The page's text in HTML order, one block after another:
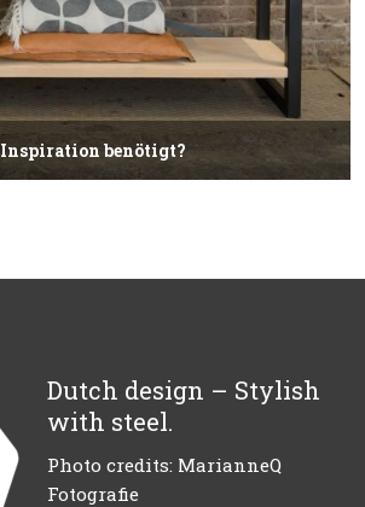
Inspiration benötigt?
Dutch design – Stylish
with steel.
Photo credits: MarianneQ
Fotografie